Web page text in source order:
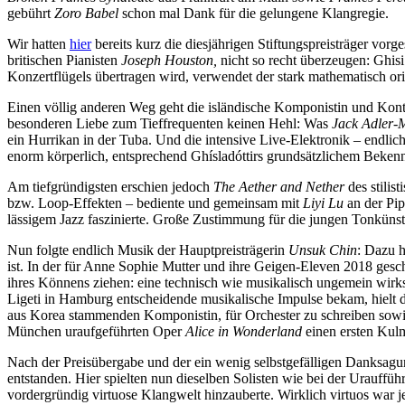
gebührt Zoro Babel schon mal Dank für die gelungene Klangregie.
Wir hatten hierbereits kurz die diesjährigen Stiftungspreisträger
britischen Pianisten Joseph Houston, nicht so recht überzeugen:
Konzertflügels übertragen wird, verwendet der stark mathematisch
Einen völlig anderen Weg geht die isländische Komponistin und
besonderen Liebe zum Tieffrequenten keinen Hehl: Was Jack Adler-
ein Hurrikan in der Tuba. Und die intensive Live-Elektronik –
enorm körperlich, entsprechend Ghísladóttirs grundsätzlichem
Am tiefgründigsten erschien jedoch The Aether and Netherdes
bzw. Loop-Effekten – bediente und gemeinsam mit Liyi Lu an der
lässigem Jazz faszinierte. Große Zustimmung für die jungen
Nun folgte endlich Musik der Hauptpreisträgerin Unsuk Chin: Dazu
ist. In der für Anne Sophie Mutter und ihre Geigen-Eleven 2018
ihres Könnens ziehen: eine technisch wie musikalisch ungemein
Ligeti in Hamburg entscheidende musikalische Impulse bekam,
aus Korea stammenden Komponistin, für Orchester zu schreiben
München uraufgeführten OperAlice in Wonderland einen ersten
Nach der Preisübergabe und der ein wenig selbstgefälligen
entstanden. Hier spielten nun dieselben Solisten wie bei der
vordergründig virtuose Klangwelt hinzauberte. Wirklich virtuos war